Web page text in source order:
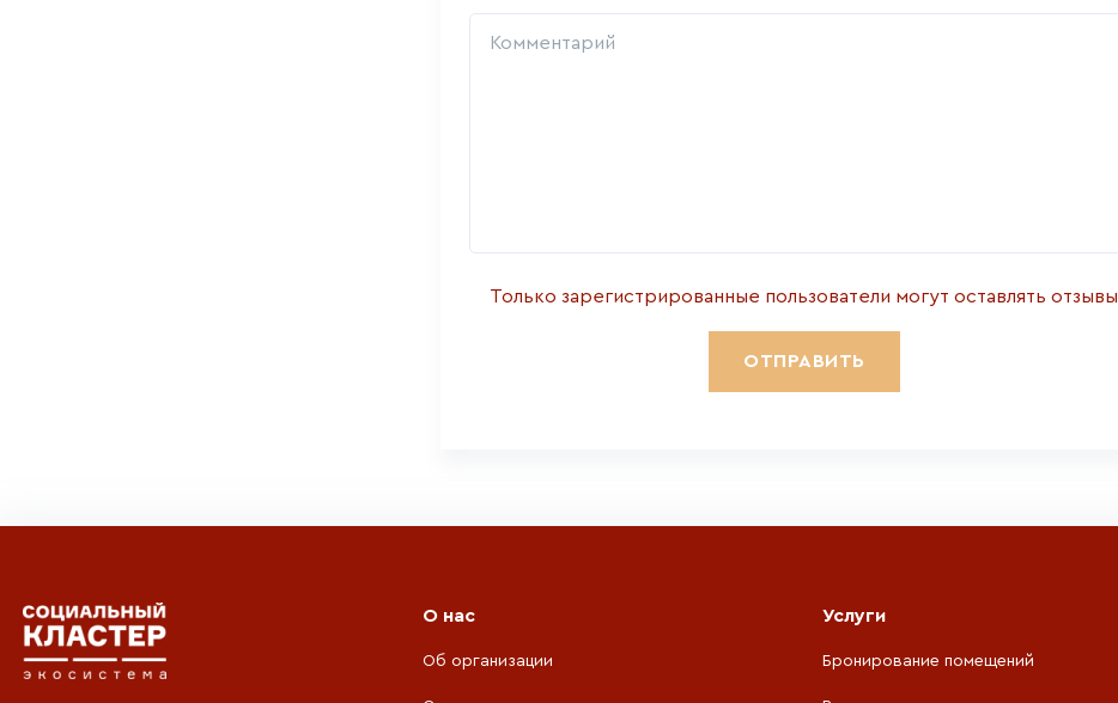
Только зарегистрированные пользователи могут оставлять отзывы
О нас
Об организации
Услуги
Бронирование помещений